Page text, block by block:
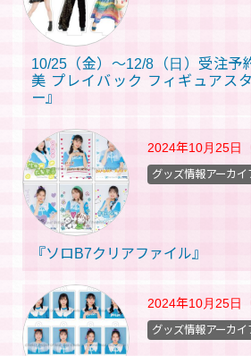
10/25（金）～12/8（日）受注予
美 プレイバック フィギュアス
ー』
2024年10月25日
『ソロB7クリアファイル』
グッズ情報アーカイ
2024年10月25日
グッズ情報アーカイ